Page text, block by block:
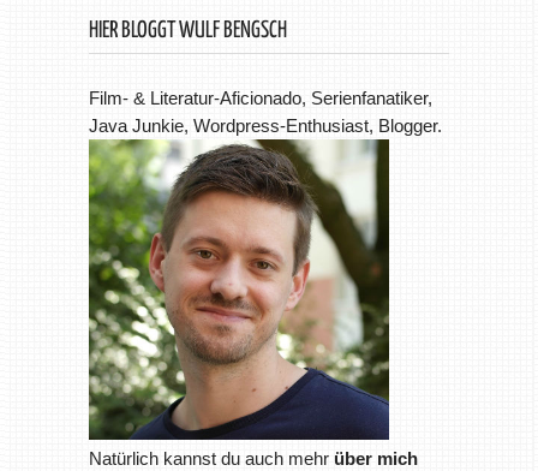
HIER BLOGGT WULF BENGSCH
Film- & Literatur-Aficionado, Serienfanatiker,
Java Junkie, Wordpress-Enthusiast, Blogger.
Natürlich kannst du auch mehr über mich